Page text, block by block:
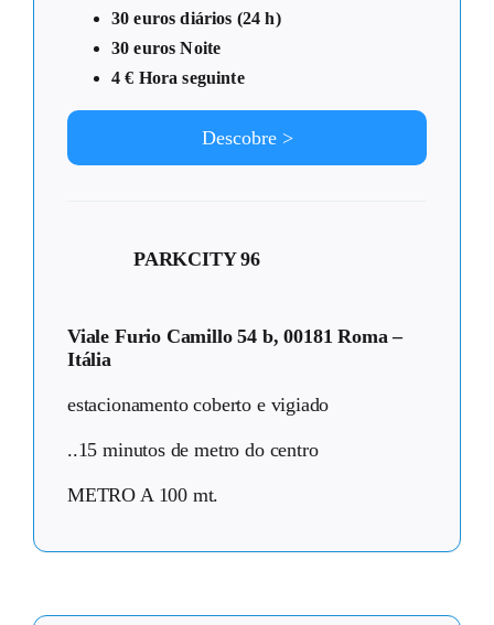
30 euros diários (24 h)
30 euros Noite
4 € Hora seguinte
Descobre >
PARKCITY 96
Viale Furio Camillo 54 b, 00181 Roma –
Itália
estacionamento coberto e vigiado
..15 minutos de metro do centro
METRO A 100 mt.